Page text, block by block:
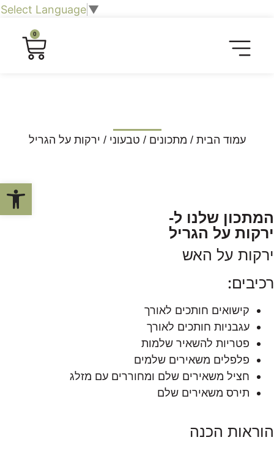
Select Language▼
0
עמוד הבית / מתכונים / טבעוני / ירקות על הגריל
המתכון שלנו ל-
ירקות על הגריל
ירקות על האש
רכיבים:
קישואים חותכים לאורך
עגבניות חותכים לאורך
פטריות להשאיר שלמות
פלפלים משאירים שלמים
חציל משאירים שלם ומחוררים עם מזלג
תירס משאירים שלם
הוראות הכנה
פתח